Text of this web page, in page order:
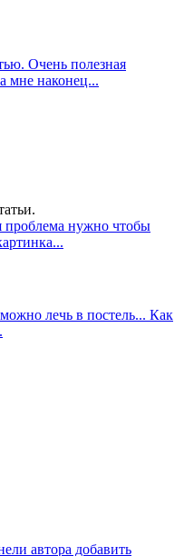
Очень полезная
мне наконец...
проблема нужно чтобы
лечь в постель... Как
автора добавить